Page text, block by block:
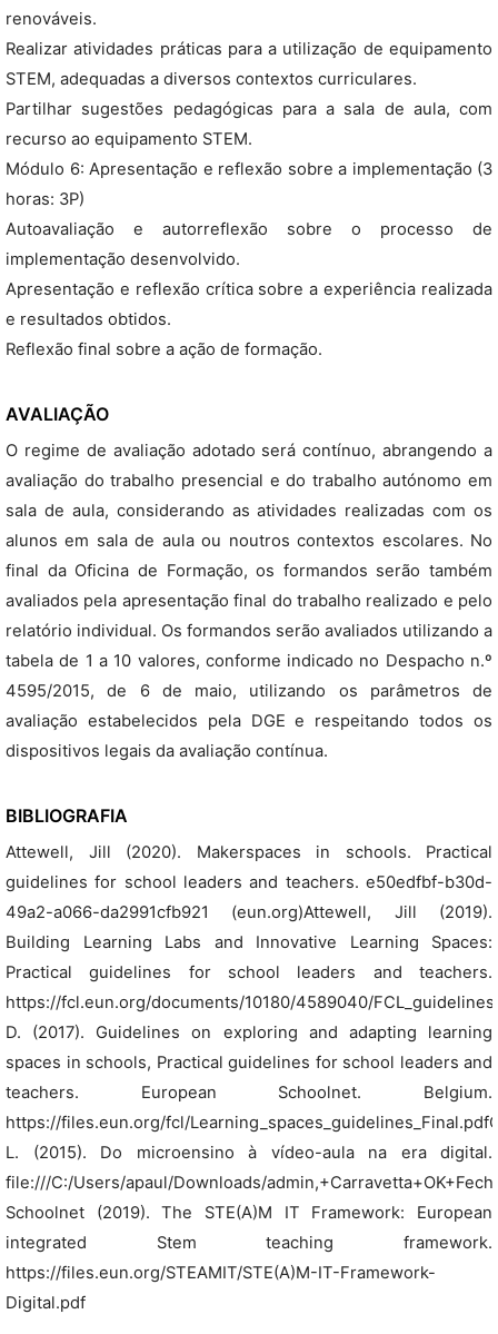
renováveis.
Realizar atividades práticas para a utilização de equipamento
STEM, adequadas a diversos contextos curriculares.
Partilhar sugestões pedagógicas para a sala de aula, com
recurso ao equipamento STEM.
Módulo 6: Apresentação e reflexão sobre a implementação (3
horas: 3P)
Autoavaliação e autorreflexão sobre o processo de
implementação desenvolvido.
Apresentação e reflexão crítica sobre a experiência realizada
e resultados obtidos.
Reflexão final sobre a ação de formação.
AVALIAÇÃO
O regime de avaliação adotado será contínuo, abrangendo a
avaliação do trabalho presencial e do trabalho autónomo em
sala de aula, considerando as atividades realizadas com os
alunos em sala de aula ou noutros contextos escolares. No
final da Oficina de Formação, os formandos serão também
avaliados pela apresentação final do trabalho realizado e pelo
relatório individual. Os formandos serão avaliados utilizando a
tabela de 1 a 10 valores, conforme indicado no Despacho n.º
4595/2015, de 6 de maio, utilizando os parâmetros de
avaliação estabelecidos pela DGE e respeitando todos os
dispositivos legais da avaliação contínua.
BIBLIOGRAFIA
Attewell, Jill (2020). Makerspaces in schools. Practical
guidelines for school leaders and teachers. e50edfbf-b30d-
49a2-a066-da2991cfb921 (eun.org)Attewell, Jill (2019).
Building Learning Labs and Innovative Learning Spaces:
Practical guidelines for school leaders and teachers.
https://fcl.eun.org/documents/10180/4589040/
D. (2017). Guidelines on exploring and adapting learning
spaces in schools, Practical guidelines for school leaders and
teachers. European Schoolnet. Belgium.
https://files.eun.org/fcl/
L. (2015). Do microensino à vídeo-aula na era digital.
file:///C:/Users/apaul/Downloads/
Schoolnet (2019). The STE(A)M IT Framework: European
integrated Stem teaching framework.
https://files.eun.org/STEAMIT/STE(A)M-IT-Framework-
Digital.pdf